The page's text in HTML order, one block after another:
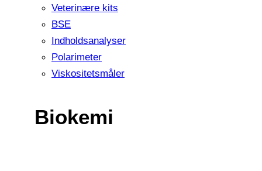
Veterinære kits
BSE
Indholdsanalyser
Polarimeter
Viskositetsmåler
Biokemi